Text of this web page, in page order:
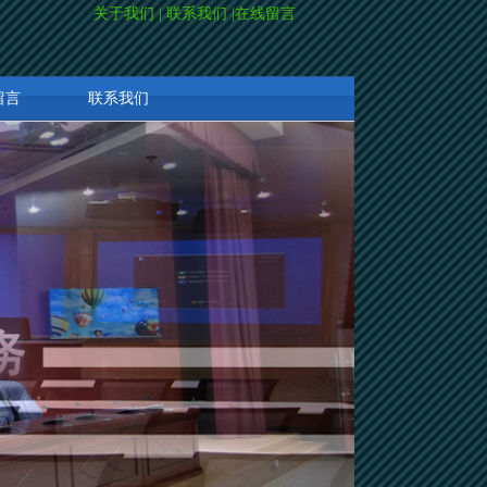
关于我们|联系我们|在线留言
言 联系我们